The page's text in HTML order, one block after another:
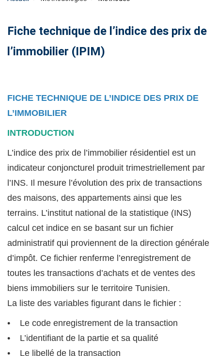
Fiche technique de l’indice des prix de
l’immobilier (IPIM)
FICHE TECHNIQUE DE L’INDICE DES PRIX DE
L’IMMOBILIER
INTRODUCTION
L’indice des prix de l’immobilier résidentiel est un
indicateur conjoncturel produit trimestriellement par
l’INS. Il mesure l’évolution des prix de transactions
des maisons, des appartements ainsi que les
terrains. L’institut national de la statistique (INS)
calcul cet indice en se basant sur un fichier
administratif qui proviennent de la direction générale
d’impôt. Ce fichier renferme l’enregistrement de
toutes les transactions d’achats et de ventes des
biens immobiliers sur le territoire Tunisien.
La liste des variables figurant dans le fichier :
• Le code enregistrement de la transaction
• L’identifiant de la partie et sa qualité
• Le libellé de la transaction